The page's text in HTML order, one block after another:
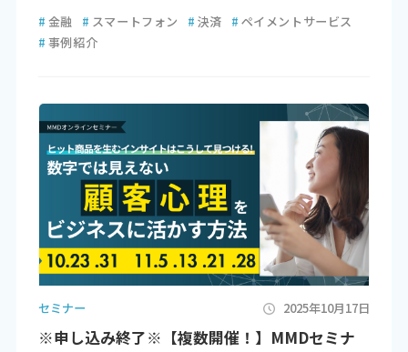
# 金融 # スマートフォン # 決済 # ペイメントサービス
# 事例紹介
セミナー 2025年10月17日
※申し込み終了※【複数開催！】MMDセミナ